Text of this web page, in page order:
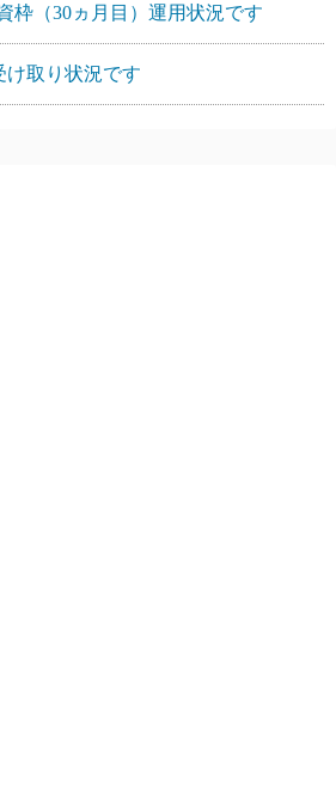
枠（30ヵ月目）運用状況です
け取り状況です